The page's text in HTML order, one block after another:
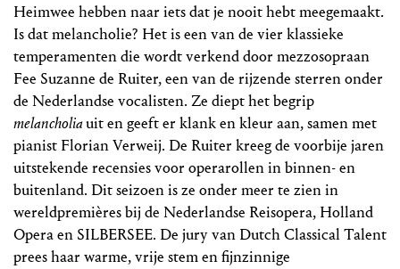
Heimwee hebben naar iets dat je nooit hebt meegemaakt.
Is dat melancholie? Het is een van de vier klassieke
temperamenten die wordt verkend door mezzosopraan
Fee Suzanne de Ruiter, een van de rijzende sterren onder
de Nederlandse vocalisten. Ze diept het begrip
melancholiauit en geeft er klank en kleur aan, samen met
pianist Florian Verweij. De Ruiter kreeg de voorbije jaren
uitstekende recensies voor operarollen in binnen- en
buitenland. Dit seizoen is ze onder meer te zien in
wereldpremières bij de Nederlandse Reisopera, Holland
Opera en SILBERSEE. De jury van Dutch Classical Talent
prees haar warme, vrije stem en fijnzinnige